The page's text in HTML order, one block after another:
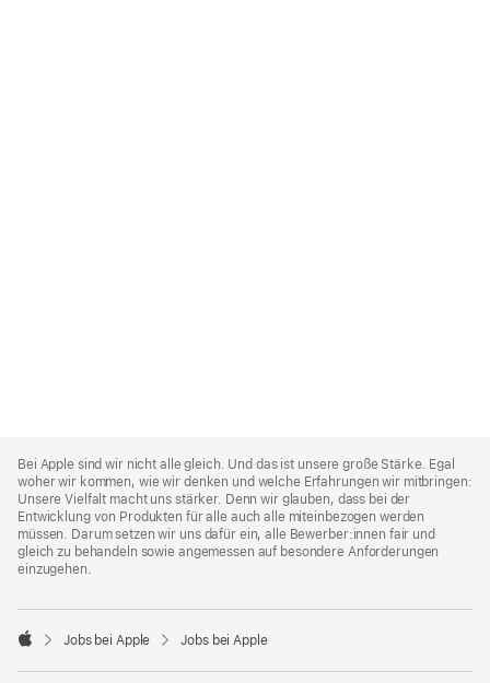
Footer
Bei Apple sind wir nicht alle gleich. Und das ist unsere große Stärke. Egal
woher wir kommen, wie wir denken und welche Erfahrungen wir mitbringen:
Unsere Vielfalt macht uns stärker. Denn wir glauben, dass bei der
Entwicklung von Produkten für alle auch alle miteinbezogen werden
müssen. Darum setzen wir uns dafür ein, alle Bewerber:innen fair und
gleich zu behandeln sowie angemessen auf besondere Anforderungen
einzugehen.

Jobs bei Apple Jobs bei Apple